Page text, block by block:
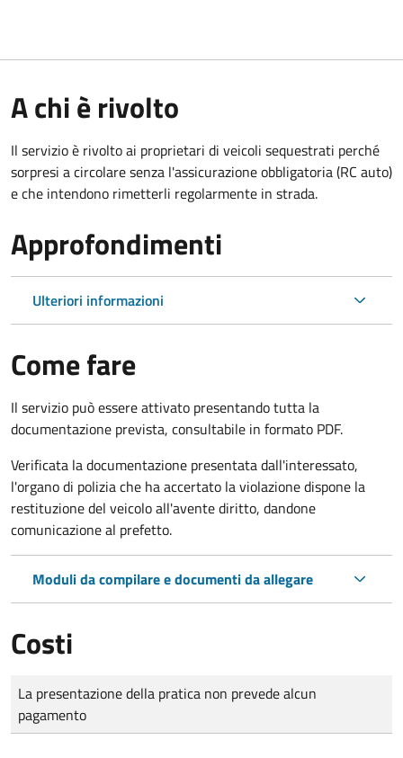
A chi è rivolto
Il servizio è rivolto ai proprietari di veicoli sequestrati perché
sorpresi a circolare senza l'assicurazione obbligatoria (RC auto)
e che intendono rimetterli regolarmente in strada.
Approfondimenti
Ulteriori informazioni
Come fare
Il servizio può essere attivato presentando tutta la
documentazione prevista, consultabile in formato PDF.
Verificata la documentazione presentata dall'interessato,
l'organo di polizia che ha accertato la violazione dispone la
restituzione del veicolo all'avente diritto, dandone
comunicazione al prefetto.
Moduli da compilare e documenti da allegare
Costi
Tipo di pagamento
Importo
La presentazione della pratica non prevede alcun
pagamento